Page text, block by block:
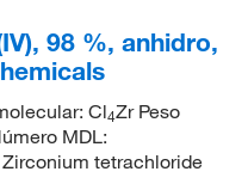
98 %, anhidro,
Cl4Zr Peso
MDL:
tetrachloride